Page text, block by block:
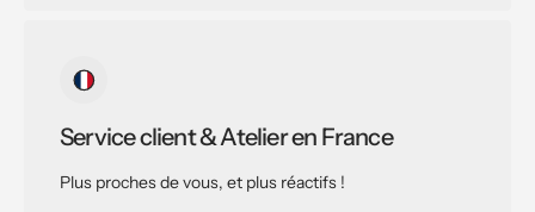
Service client & Atelier en France
Plus proches de vous, et plus réactifs !